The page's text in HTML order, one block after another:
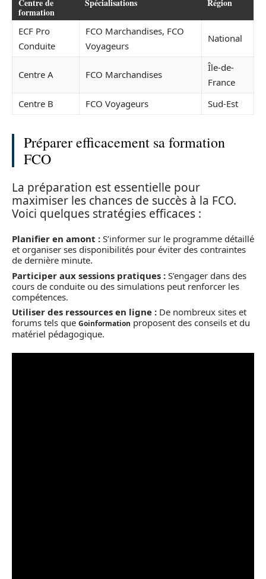
Centre de
formation
Spécialisations Région
ECF Pro
Conduite
FCO Marchandises, FCO
Voyageurs
National
Centre A FCO Marchandises
Île-de-
France
Centre B
FCO Voyageurs Sud-Est
Préparer efficacement sa formation
FCO
La préparation est essentielle pour
maximiser les chances de succès à la FCO.
Voici quelques stratégies efficaces :
Planifier en amont : S’informer sur le programme détaillé
et organiser ses disponibilités pour éviter des contraintes
de dernière minute.
Participer aux sessions pratiques : S’engager dans des
cours de conduite ou des simulations peut renforcer les
compétences.
Utiliser des ressources en ligne : De nombreux sites et
forums tels que Goinformation proposent des conseils et du
matériel pédagogique.